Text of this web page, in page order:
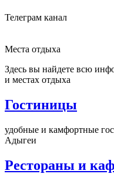
Телеграм канал
Места отдыха
Здесь вы найдете всю
и местах отдыха
Гостиницы
удобные и камфортные
Адыгеи
Рестораны и